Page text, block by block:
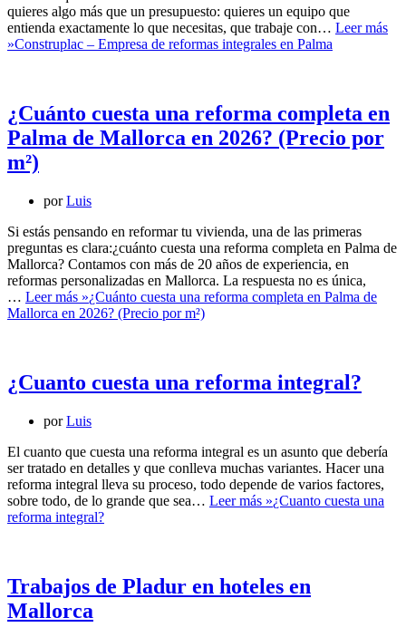
quieres algo más que un presupuesto: quieres un equipo que
entienda exactamente lo que necesitas, que trabaje con… Leer más
»Construplac – Empresa de reformas integrales en Palma
¿Cuánto cuesta una reforma completa en
Palma de Mallorca en 2026? (Precio por
m²)
porLuis
Si estás pensando en reformar tu vivienda, una de las primeras
preguntas es clara:¿cuánto cuesta una reforma completa en Palma de
Mallorca? Contamos con más de 20 años de experiencia, en
reformas personalizadas en Mallorca. La respuesta no es única,
… Leer más »¿Cuánto cuesta una reforma completa en Palma de
Mallorca en 2026? (Precio por m²)
¿Cuanto cuesta una reforma integral?
porLuis
El cuanto que cuesta una reforma integral es un asunto que debería
ser tratado en detalles y que conlleva muchas variantes. Hacer una
reforma integral lleva su proceso, todo depende de varios factores,
sobre todo, de lo grande que sea… Leer más »¿Cuanto cuesta una
reforma integral?
Trabajos de Pladur en hoteles en
Mallorca